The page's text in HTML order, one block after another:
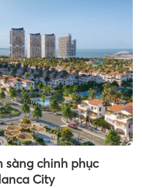
sàng chinh phục
City